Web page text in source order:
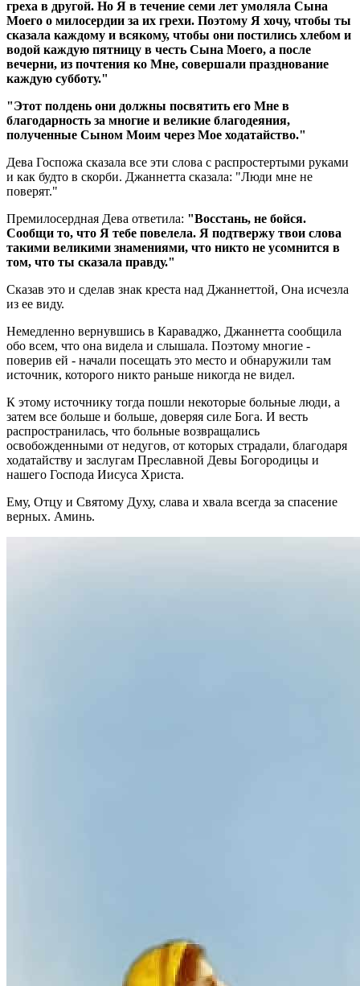
греха в другой. Но Я в течение семи лет умоляла Сына
Моего о милосердии за их грехи. Поэтому Я хочу, чтобы ты
сказала каждому и всякому, чтобы они постились хлебом и
водой каждую пятницу в честь Сына Моего, а после
вечерни, из почтения ко Мне, совершали празднование
каждую субботу."
"Этот полдень они должны посвятить его Мне в
благодарность за многие и великие благодеяния,
полученные Сыном Моим через Мое ходатайство."
Дева Госпожа сказала все эти слова с распростертыми руками
и как будто в скорби. Джаннетта сказала: "Люди мне не
поверят."
Премилосердная Дева ответила: "Восстань, не бойся.
Сообщи то, что Я тебе повелела. Я подтвержу твои слова
такими великими знамениями, что никто не усомнится в
том, что ты сказала правду."
Сказав это и сделав знак креста над Джаннеттой, Она исчезла
из ее виду.
Немедленно вернувшись в Караваджо, Джаннетта сообщила
обо всем, что она видела и слышала. Поэтому многие -
поверив ей - начали посещать это место и обнаружили там
источник, которого никто раньше никогда не видел.
К этому источнику тогда пошли некоторые больные люди, а
затем все больше и больше, доверяя силе Бога. И весть
распространилась, что больные возвращались
освобожденными от недугов, от которых страдали, благодаря
ходатайству и заслугам Преславной Девы Богородицы и
нашего Господа Иисуса Христа.
Ему, Отцу и Святому Духу, слава и хвала всегда за спасение
верных. Аминь.